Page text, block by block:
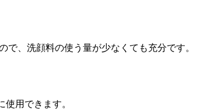
、洗顔料の使う量が少なくても充分です。
用できます。